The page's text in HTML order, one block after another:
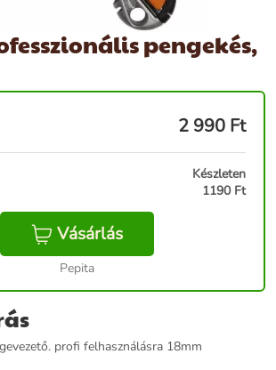
pengekés,
2 990 Ft
Készleten
1190 Ft
Vásárlás
Pepita
profi felhasználásra 18mm